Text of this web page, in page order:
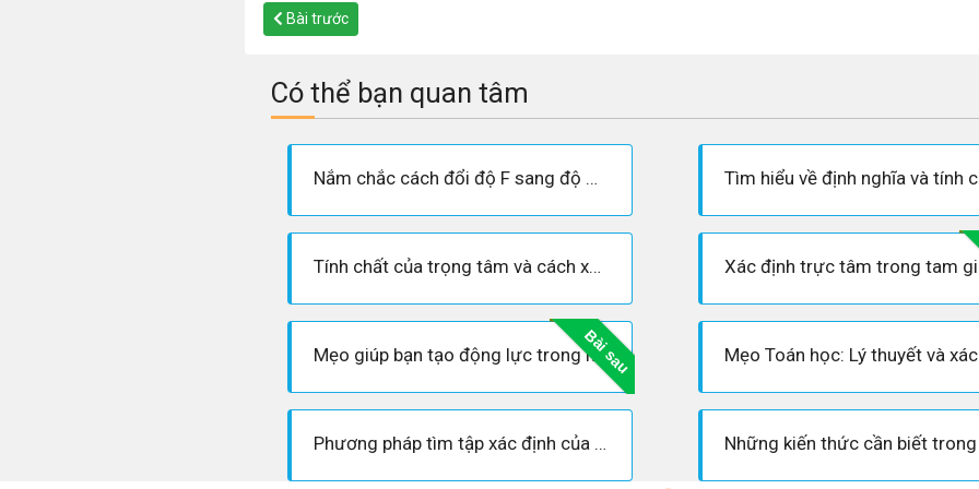
Bài trước
Có thể bạn quan tâm
Nắm chắc cách đổi độ F sang độ C chính xác và ngược lại
Tính chất của trọng tâm và cách xác định trọng tâm tam giác trong Hình học
Bài sau
Mẹo giúp bạn tạo động lực trong học tập hay nhất
Phương pháp tìm tập xác định của hàm số lũy thừa cần biết